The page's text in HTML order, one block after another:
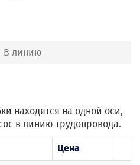
В линию
находятся на одной оси,
в линию трудопровода.
Цена